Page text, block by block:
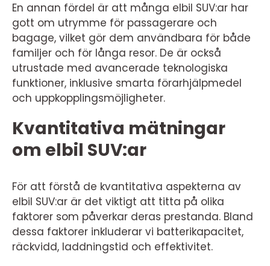
En annan fördel är att många elbil SUV:ar har
gott om utrymme för passagerare och
bagage, vilket gör dem användbara för både
familjer och för långa resor. De är också
utrustade med avancerade teknologiska
funktioner, inklusive smarta förarhjälpmedel
och uppkopplingsmöjligheter.
Kvantitativa mätningar
om elbil SUV:ar
För att förstå de kvantitativa aspekterna av
elbil SUV:ar är det viktigt att titta på olika
faktorer som påverkar deras prestanda. Bland
dessa faktorer inkluderar vi batterikapacitet,
räckvidd, laddningstid och effektivitet.